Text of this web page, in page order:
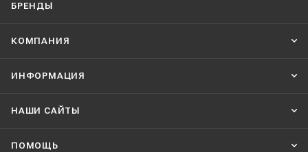
БРЕНДЫ
КОМПАНИЯ
ИНФОРМАЦИЯ
НАШИ CАЙТЫ
ПОМОЩЬ